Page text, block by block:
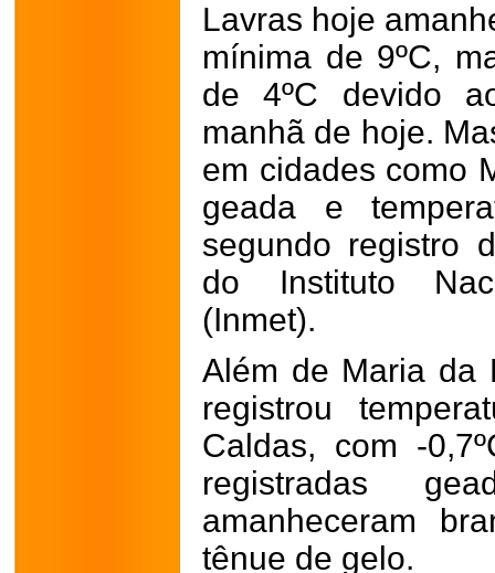
Lavras hoje
mínima de 9ºC,
de 4ºC devido
manhã de hoje.
em cidades como
geada e
segundo registro
do Instituto
(Inmet).
Além de Maria da
registrou
Caldas, com -
registradas
amanheceram
tênue de gelo.